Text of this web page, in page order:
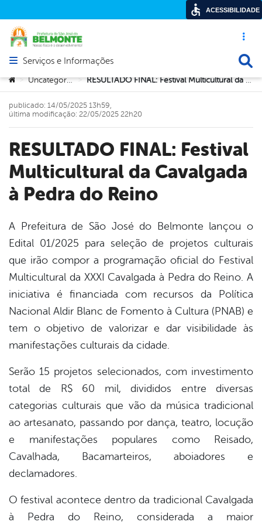
Acesso
Abrir menu principal de navegação
Serviços e Informações
Você está aqui:
> Uncategorized > RESULTADO FINAL: Festival Multicultural da Cavalgada à Pedra do Reino
RESULTADO FINAL: Festival
Multicultural da Cavalgada
à Pedra do Reino
publicado: 14/05/2025 13h59,
última modificação: 22/05/2025 22h20
A Prefeitura de São José do Belmonte lançou o
Edital 01/2025 para seleção de projetos culturais
que irão compor a programação oficial do Festival
Multicultural da XXXI Cavalgada à Pedra do Reino. A
iniciativa é financiada com recursos da Política
Nacional Aldir Blanc de Fomento à Cultura (PNAB) e
tem o objetivo de valorizar e dar visibilidade às
manifestações culturais da cidade.
Serão 15 projetos selecionados, com investimento
total de R$ 60 mil, divididos entre diversas
categorias culturais que vão da música tradicional
ao artesanato, passando por dança, teatro, locução
e manifestações populares como Reisado,
Cavalhada, Bacamarteiros, aboiadores e
declamadores.
O festival acontece dentro da tradicional Cavalgada
à Pedra do Reino, considerada a maior
ACESSIBILIDADE